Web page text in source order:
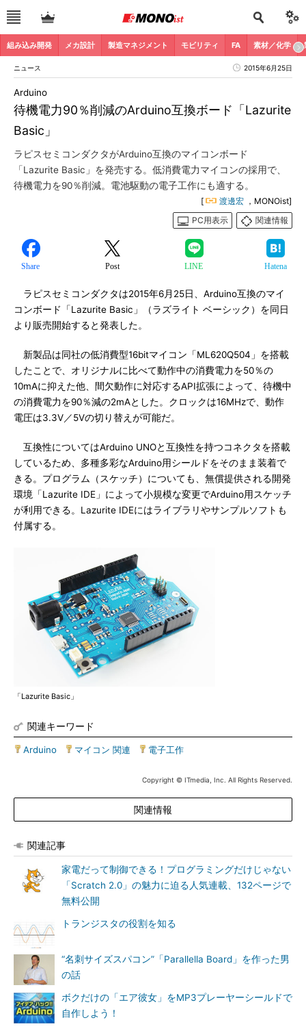
組み込み開発 メカ設計 製造マネジメント モビリティ FA 素材／化学
ニュース 2015年6月25日
待機電力90％削減のArduino互換ボード「Lazurite
Basic」
Arduino
ラピスセミコンダクタがArduino互換のマイコンボード
「Lazurite Basic」を発売する。低消費電力マイコンの採用で、
待機電力を90％削減。電池駆動の電子工作にも適する。
[ 渡邊宏 ，MONOist]
PC用表示
関連情報
Share Post LINE Hatena
ラピスセミコンダクタは2015年6月25日、Arduino互換のマイ
コンボード「Lazurite Basic」（ラズライト ベーシック）を同日
より販売開始すると発表した。
新製品は同社の低消費型16bitマイコン「ML620Q504」を搭載
したことで、オリジナルに比べて動作中の消費電力を50％の
10mAに抑えた他、間欠動作に対応するAPI拡張によって、待機中
の消費電力を90％減の2mAとした。クロックは16MHzで、動作
電圧は3.3V／5Vの切り替えが可能だ。
互換性についてはArduino UNOと互換性を持つコネクタを搭載
しているため、多種多彩なArduino用シールドをそのまま装着で
きる。プログラム（スケッチ）についても、無償提供される開発
環境「Lazurite IDE」によって小規模な変更でArduino用スケッチ
が利用できる。Lazurite IDEにはライブラリやサンプルソフトも
付属する。
「Lazurite Basic」
関連キーワード
Arduino マイコン 関連 電子工作
Copyright © ITmedia, Inc. All Rights Reserved.
関連情報
関連記事
家電だって制御できる！プログラミングだけじゃない
「Scratch 2.0」の魅力に迫る人気連載、132ページで
無料公開
トランジスタの役割を知る
“名刺サイズスパコン”「Parallella Board」を作った男
の話
ボクだけの「エア彼女」をMP3プレーヤーシールドで
自作しよう！